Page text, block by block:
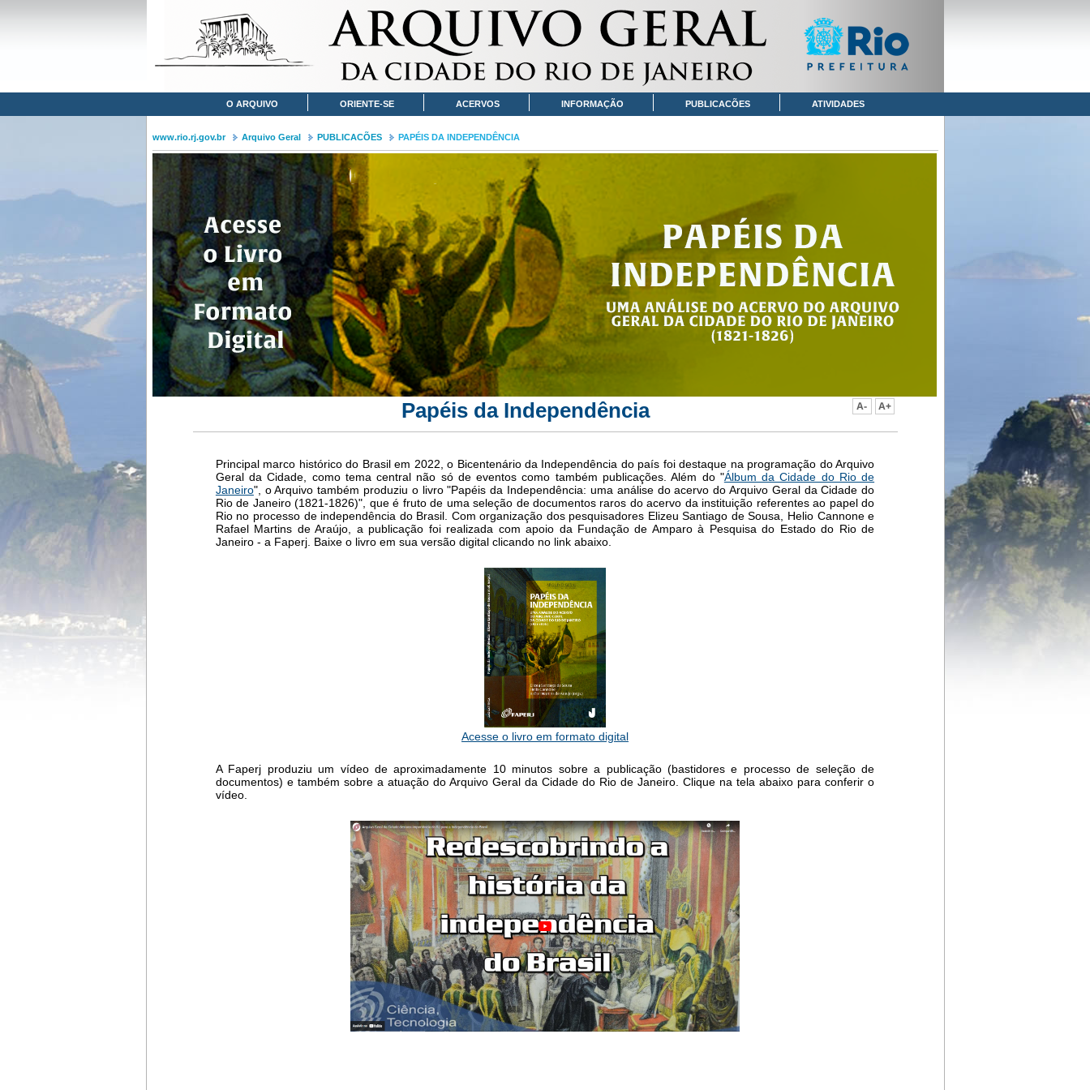
O ARQUIVO ORIENTE-SE ACERVOS INFORMAÇÃO PUBLICACÕES ATIVIDADES
www.rio.rj.gov.br Arquivo Geral PUBLICACÕES PAPÉIS DA INDEPENDÊNCIA
Papéis da Independência
Principal marco histórico do Brasil em 2022, o Bicentenário da Independência do país foi destaque na programação do Arquivo
Geral da Cidade, como tema central não só de eventos como também publicações. Além do "Álbum da Cidade do Rio de
Janeiro", o Arquivo também produziu o livro "Papéis da Independência: uma análise do acervo do Arquivo Geral da Cidade do
Rio de Janeiro (1821-1826)", que é fruto de uma seleção de documentos raros do acervo da instituição referentes ao papel do
Rio no processo de independência do Brasil. Com organização dos pesquisadores Elizeu Santiago de Sousa, Helio Cannone e
Rafael Martins de Araújo, a publicação foi realizada com apoio da Fundação de Amparo à Pesquisa do Estado do Rio de
Janeiro - a Faperj. Baixe o livro em sua versão digital clicando no link abaixo.
Acesse o livro em formato digital
A Faperj produziu um vídeo de aproximadamente 10 minutos sobre a publicação (bastidores e processo de seleção de
documentos) e também sobre a atuação do Arquivo Geral da Cidade do Rio de Janeiro. Clique na tela abaixo para conferir o
vídeo.